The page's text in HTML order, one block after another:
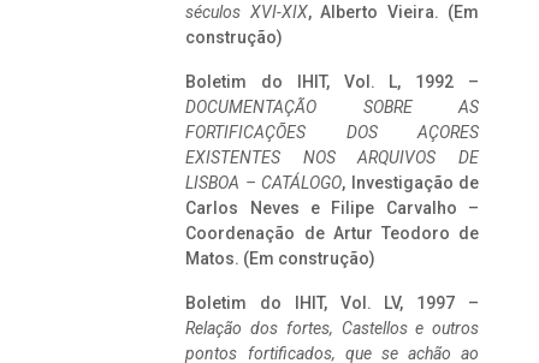
séculos XVI-XIX, Alberto Vieira. (Em
construção)
Boletim do IHIT, Vol. L, 1992 –
DOCUMENTAÇÃO SOBRE AS
FORTIFICAÇÕES DOS AÇORES
EXISTENTES NOS ARQUIVOS DE
LISBOA – CATÁLOGO, Investigação de
Carlos Neves e Filipe Carvalho –
Coordenação de Artur Teodoro de
Matos. (Em construção)
Boletim do IHIT, Vol. LV, 1997 –
Relação dos fortes, Castellos e outros
pontos fortificados, que se achão ao